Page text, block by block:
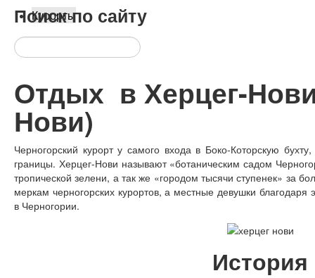
Курорты
Поискпо сайту
Отдых в Херцег-
Нови)
Черногорский курорт у самого входа в Боко-Которскую
границы. Херцег-Нови называют «ботаническим садом
тропической зелени, а так же «городом тысячи ступенек» за
меркам черногорских курортов, а местные девушки
в Черногории.
История